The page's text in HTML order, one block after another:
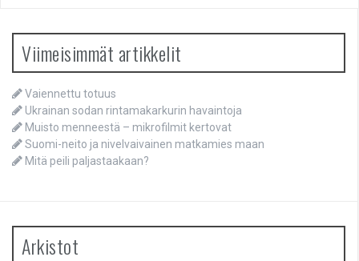
Viimeisimmät artikkelit
Vaiennettu totuus
Ukrainan sodan rintamakarkurin havaintoja
Muisto menneestä – mikrofilmit kertovat
Suomi-neito ja nivelvaivainen matkamies maan
Mitä peili paljastaakaan?
Arkistot